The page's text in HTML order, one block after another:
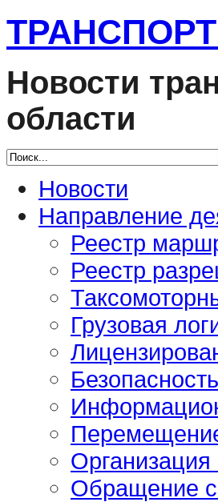
Новости
области
Новости
Направление
Реестр
Реестр
Грузовая
Организация
Обращение с